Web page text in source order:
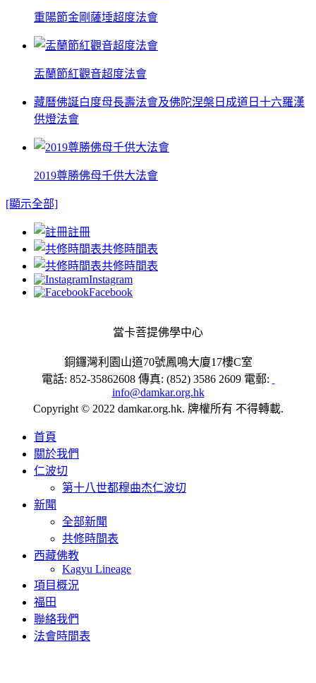
重陽節金剛薩埵超度法會
盂蘭節紅觀音超度法會
藏曆佛誕白度母長壽法會及佛陀涅槃日成道日十六羅漢
供燈法會
2019尊勝佛母千供大法會
[顯示全部]
註冊
共修時間表
共修時間表
Instagram
Facebook
當卡菩提佛學中心
銅鑼灣利園山道70號鳳鳴大廈17樓C室
電話: 852-35862608 傳真: (852) 3586 2609 電郵:
info@damkar.org.hk
Copyright © 2022 damkar.org.hk. 牌權所有 不得轉載.
首頁
關於我們
仁波切
第十八世都穆曲杰仁波切
新聞
全部新聞
共修時間表
西藏佛教
Kagyu Lineage
項目概況
福田
聯絡我們
法會時間表